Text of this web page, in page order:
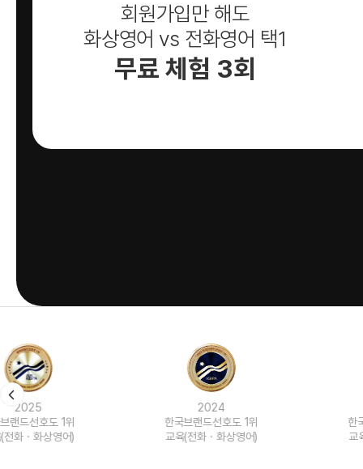
회원가입만 해도
화상영어 vs 전화영어 택1
무료 체험 3회
한국브랜드선호도 1위
교육(전화ㆍ화상영어)
한국브랜드선호도 1위
교육(전화ㆍ화상영어)